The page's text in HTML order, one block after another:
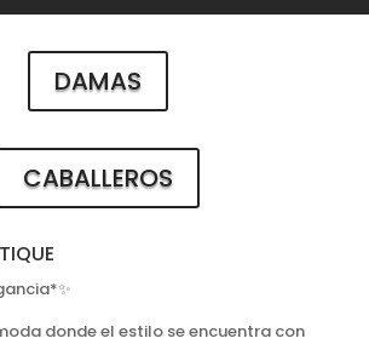
DAMAS
CABALLEROS
donde el estilo se encuentra con